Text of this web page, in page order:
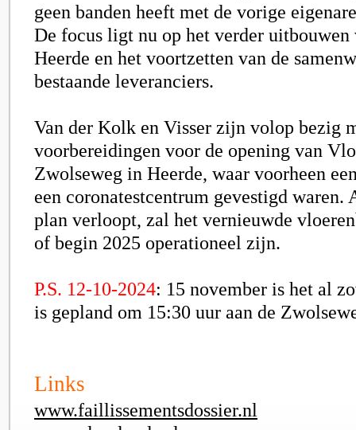
geen banden heeft met de vorige
De focus ligt nu op het verder
Heerde en het voortzetten van de
bestaande leveranciers.
Van der Kolk en Visser zijn volop bezig
voorbereidingen voor de opening van
Zwolseweg in Heerde, waar voorheen
een coronatestcentrum gevestigd waren.
plan verloopt, zal het vernieuwde
of begin 2025 operationeel zijn.
P.S. 12-10-2024: 15 november is het al
is gepland om 15:30 uur aan de
Links
www.faillissementsdossier.nl